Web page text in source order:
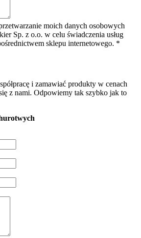
moich danych osobowych
Sp. z o.o. w celu świadczenia usług
sklepu internetowego. *
i zamawiać produkty w cenach
z nami. Odpowiemy tak szybko jak to